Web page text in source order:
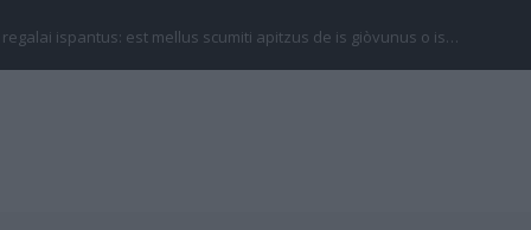
regalai ispantus: est mellus scumiti apitzus de is giòvunus o is…